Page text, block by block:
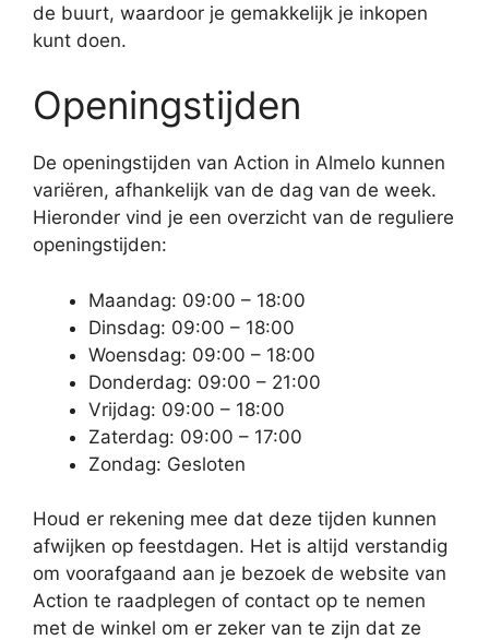
de buurt, waardoor je gemakkelijk je inkopen
kunt doen.
Openingstijden
De openingstijden van Action in Almelo kunnen
variëren, afhankelijk van de dag van de week.
Hieronder vind je een overzicht van de reguliere
openingstijden:
Maandag: 09:00 – 18:00
Dinsdag: 09:00 – 18:00
Woensdag: 09:00 – 18:00
Donderdag: 09:00 – 21:00
Vrijdag: 09:00 – 18:00
Zaterdag: 09:00 – 17:00
Zondag: Gesloten
Houd er rekening mee dat deze tijden kunnen
afwijken op feestdagen. Het is altijd verstandig
om voorafgaand aan je bezoek de website van
Action te raadplegen of contact op te nemen
met de winkel om er zeker van te zijn dat ze